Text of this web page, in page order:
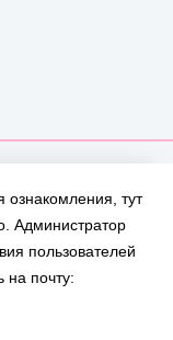
ознакомления, тут
Администратор
пользователей
почту: